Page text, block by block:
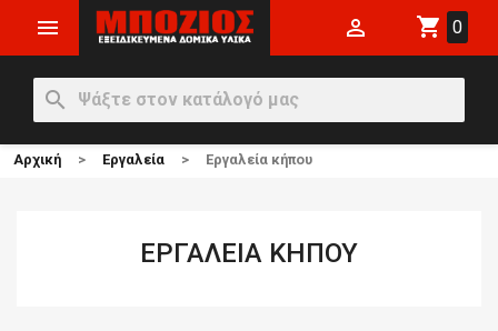
 shopping_cart 0

search
Αρχική Εργαλεία Εργαλεία κήπου
ΕΡΓΑΛΕΊΑ ΚΉΠΟΥ